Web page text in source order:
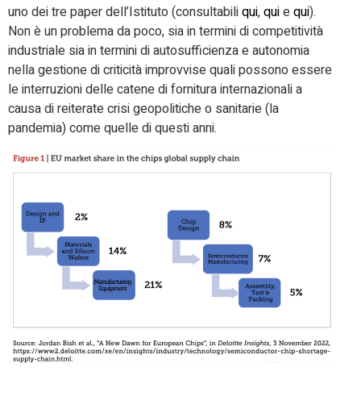
uno dei tre paper dell’Istituto (consultabiliqui,quiequi).
Non è un problema da poco, sia in termini di competitività
industriale sia in termini di autosufficienza e autonomia
nella gestione di criticità improvvise quali possono essere
le interruzioni delle catene di fornitura internazionali a
causa di reiterate crisi geopolitiche o sanitarie (la
pandemia) come quelle di questi anni.